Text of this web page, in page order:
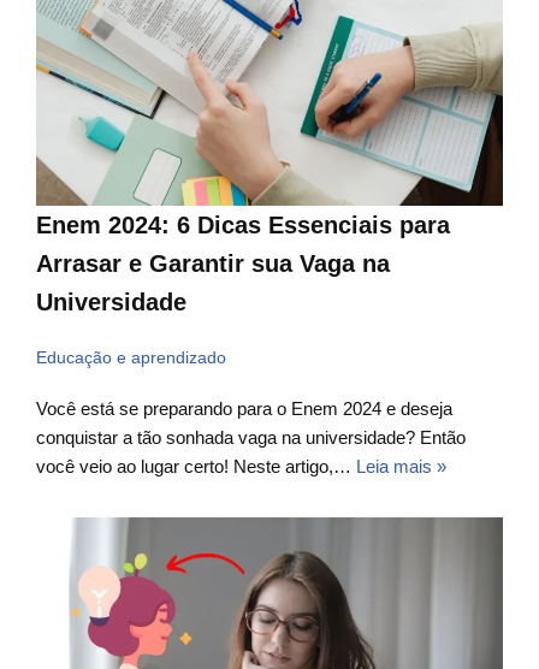
Enem 2024: 6 Dicas Essenciais para
Arrasar e Garantir sua Vaga na
Universidade
Educação e aprendizado
Você está se preparando para o Enem 2024 e deseja
conquistar a tão sonhada vaga na universidade? Então
você veio ao lugar certo! Neste artigo,… Leia mais »